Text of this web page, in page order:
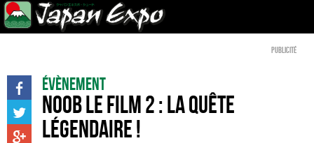
Publicité
Évènement
Noob le film 2 : La Quête
légendaire !